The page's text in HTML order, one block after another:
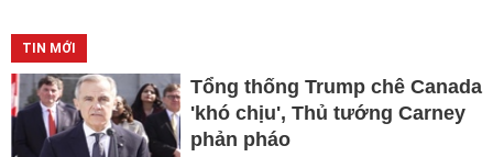
TIN MỚI
Tổng thống Trump chê Canada
'khó chịu', Thủ tướng Carney
phản pháo